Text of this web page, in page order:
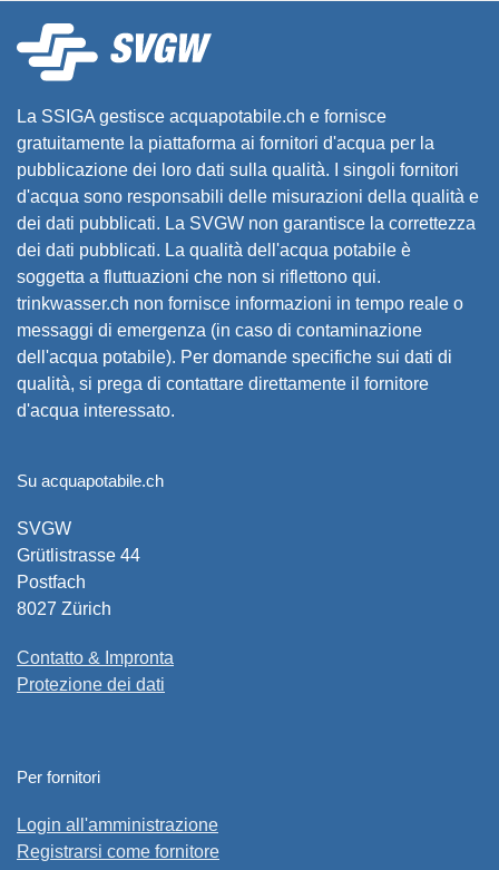
La SSIGA gestisce acquapotabile.ch e fornisce
gratuitamente la piattaforma ai fornitori d'acqua per la
pubblicazione dei loro dati sulla qualità. I singoli fornitori
d'acqua sono responsabili delle misurazioni della qualità e
dei dati pubblicati. La SVGW non garantisce la correttezza
dei dati pubblicati. La qualità dell'acqua potabile è
soggetta a fluttuazioni che non si riflettono qui.
trinkwasser.ch non fornisce informazioni in tempo reale o
messaggi di emergenza (in caso di contaminazione
dell'acqua potabile). Per domande specifiche sui dati di
qualità, si prega di contattare direttamente il fornitore
d'acqua interessato.
Su acquapotabile.ch
SVGW
Grütlistrasse 44
Postfach
8027 Zürich
Contatto & Impronta
Protezione dei dati
Per fornitori
Login all'amministrazione
Registrarsi come fornitore